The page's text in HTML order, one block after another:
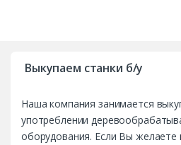
Выкупаем станки б/у
Наша компания занимается
употреблении
оборудования. Если Вы желаете